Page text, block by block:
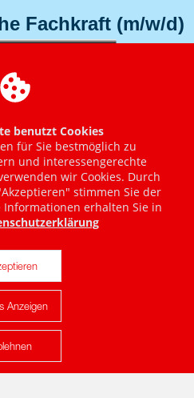
anzeigen
benutzt Cookies
für Sie bestmöglich zu
und interessengerechte
wir Cookies. Durch
stimmen Sie der
Informationen erhalten Sie in
Anzeigen